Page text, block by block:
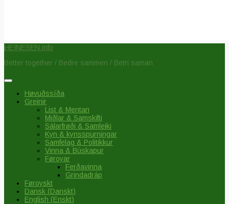
HEINESEN.info
Better together / Bedre sammen / Betri saman
Høvuðssíða
Greinir
List & Mentan
Miðlar & Samskifti
Sálarfrøði & Samleiki
Kyn & kynsspurningar
Samfelag & Politikkur
Vinna & Búskapur
Føroyar
Ferðavinna
Grindadráp
Føroyskt
Dansk (Danskt)
English (Enskt)